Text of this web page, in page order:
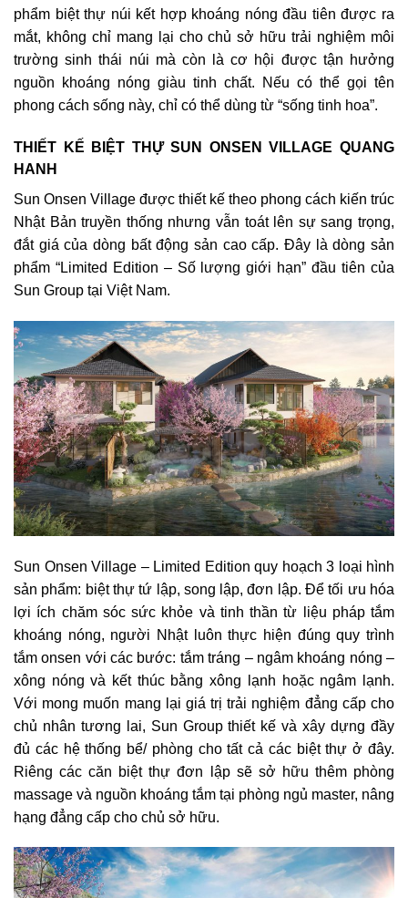
phẩm biệt thự núi kết hợp khoáng nóng đầu tiên được ra
mắt, không chỉ mang lại cho chủ sở hữu trải nghiệm môi
trường sinh thái núi mà còn là cơ hội được tận hưởng
nguồn khoáng nóng giàu tinh chất. Nếu có thể gọi tên
phong cách sống này, chỉ có thể dùng từ “sống tinh hoa”.
THIẾT KẾ BIỆT THỰ SUN ONSEN VILLAGE QUANG
HANH
Sun Onsen Village được thiết kế theo phong cách kiến trúc
Nhật Bản truyền thống nhưng vẫn toát lên sự sang trọng,
đắt giá của dòng bất động sản cao cấp. Đây là dòng sản
phẩm “Limited Edition – Số lượng giới hạn” đầu tiên của
Sun Group tại Việt Nam.
Sun Onsen Village – Limited Edition quy hoạch 3 loại hình
sản phẩm: biệt thự tứ lập, song lập, đơn lập. Để tối ưu hóa
lợi ích chăm sóc sức khỏe và tinh thần từ liệu pháp tắm
khoáng nóng, người Nhật luôn thực hiện đúng quy trình
tắm onsen với các bước: tắm tráng – ngâm khoáng nóng –
xông nóng và kết thúc bằng xông lạnh hoặc ngâm lạnh.
Với mong muốn mang lại giá trị trải nghiệm đẳng cấp cho
chủ nhân tương lai, Sun Group thiết kế và xây dựng đầy
đủ các hệ thống bể/ phòng cho tất cả các biệt thự ở đây.
Riêng các căn biệt thự đơn lập sẽ sở hữu thêm phòng
massage và nguồn khoáng tắm tại phòng ngủ master, nâng
hạng đẳng cấp cho chủ sở hữu.